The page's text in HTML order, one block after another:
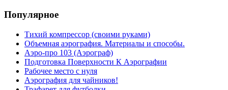
Популярное
Тихий компрессор (своими руками)
Объемная аэрография. Материалы и способы.
Аэро-про 103 (Аэрограф)
Подготовка Поверхности К Аэрографии
Рабочее место с нуля
Аэрография для чайников!